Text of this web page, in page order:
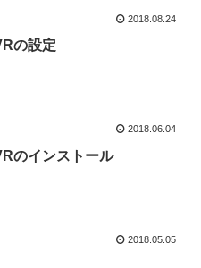
2018.08.24
の設定
2018.06.04
のインストール
2018.05.05